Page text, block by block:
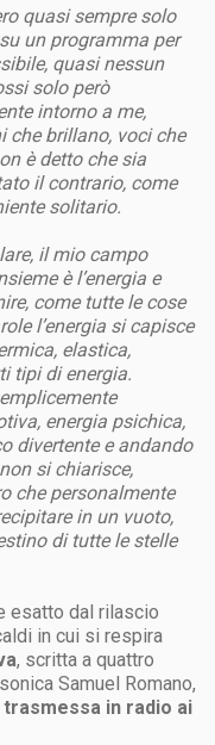
quasi sempre solo
un programma per
quasi nessun
solo però
intorno a me,
che brillano, voci che
è detto che sia
il contrario, come
solitario.
il mio campo
è l’energia e
come tutte le cose
l’energia si capisce
elastica,
tipi di energia.
energia psichica,
divertente e andando
si chiarisce,
che personalmente
in un vuoto,
di tutte le stelle
esatto dal rilascio
in cui si respira
, scritta a quattro
Samuel Romano,
trasmessa in radio ai